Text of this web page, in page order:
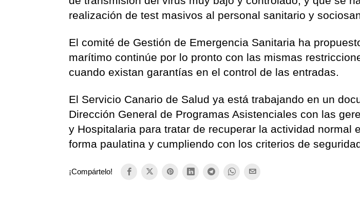
realización de test masivos al personal sanitario y
El comité de Gestión de Emergencia Sanitaria ha
marítimo continúe por lo pronto con las mismas
cuando existan garantías en el control de las entradas.
El Servicio Canario de Salud ya está trabajando en un
Dirección General de Programas Asistenciales con las
y Hospitalaria para tratar de recuperar la actividad normal
forma paulatina y cumpliendo con los criterios de
¡Compártelo!